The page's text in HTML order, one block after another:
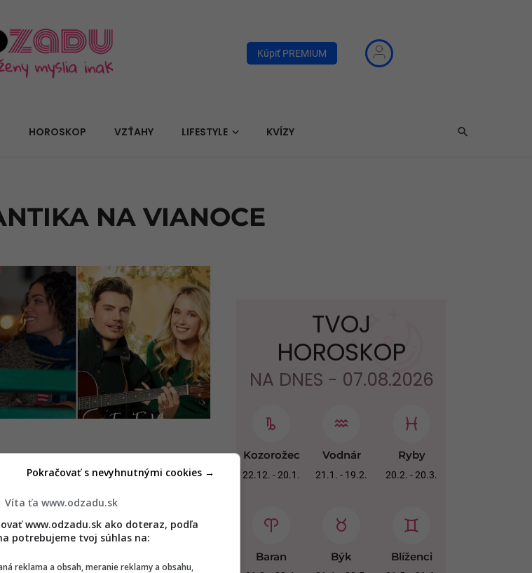
Kúpiť PREMIUM
HOROSKOP VZŤAHY LIFESTYLE KVÍZY
NA VIANOCE
TVOJ
HOROSKOP
NA DNES - 07.08.2026
Kozorožec
22.12. - 20.1.
Vodnár
21.1. - 19.2.
Ryby
20.2. - 20.3.
Baran Býk Blíženci
Víta ťa www.odzadu.sk
www.odzadu.sk ako doteraz, podľa
potrebujeme tvoj súhlas na:
reklama a obsah, meranie reklamy a obsahu,
Pokračovať s nevyhnutnými cookies →